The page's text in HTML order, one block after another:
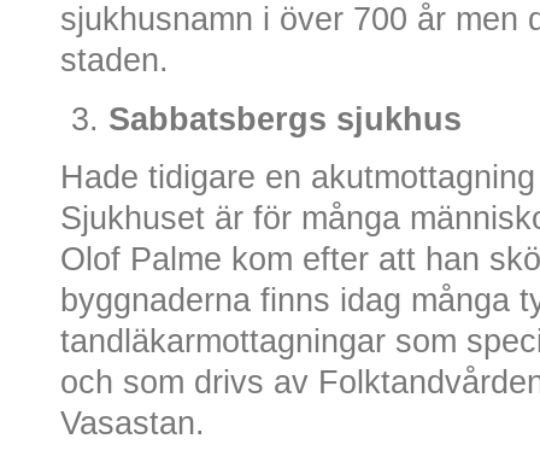
sjukhusnamn i över 700 år men
staden.
Sabbatsbergs sjukhus
Hade tidigare en
Sjukhuset är för många
Olof Palme kom efter att han
byggnaderna finns idag många
tandläkarmottagningar som
och som drivs av
Vasastan.